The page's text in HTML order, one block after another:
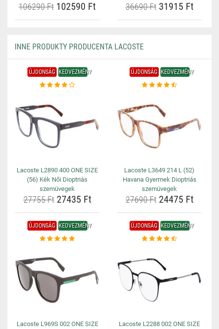
106290 Ft 102590 Ft 36690 Ft31915 Ft
INNE PRODUKTY PRODUCENTA LACOSTE
ÚJDONSÁG KEDVEZMÉNY
Lacoste L2890 400 ONE SIZE
(56) Kék Női Dioptriás
szemüvegek
27755 Ft27435 Ft
ÚJDONSÁG KEDVEZMÉNY
Lacoste L3649 214 L (52)
Havana Gyermek Dioptriás
szemüvegek
27690 Ft24475 Ft
ÚJDONSÁG KEDVEZMÉNY
Lacoste L969S 002 ONE SIZE
ÚJDONSÁG KEDVEZMÉNY
Lacoste L2288 002 ONE SIZE